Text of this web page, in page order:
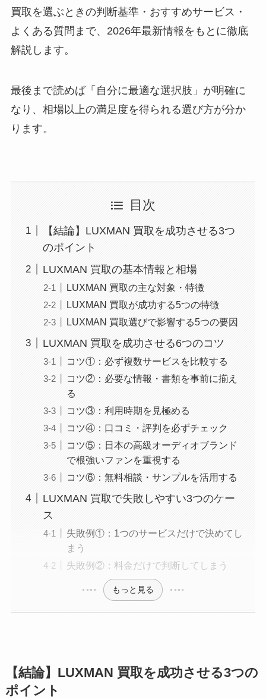
買取を選ぶときの判断基準・おすすめサービス・
よくある質問まで、2026年最新情報をもとに徹底
解説します。
最後まで読めば「自分に最適な選択肢」が明確に
なり、相場以上の満足度を得られる選び方が分か
ります。
目次
【結論】LUXMAN 買取を成功させる3つ
のポイント
LUXMAN 買取の基本情報と相場
LUXMAN 買取の主な対象・特徴
LUXMAN 買取が成功する5つの特徴
LUXMAN 買取選びで影響する5つの要因
LUXMAN 買取を成功させる6つのコツ
コツ①：必ず複数サービスを比較する
コツ②：必要な情報・書類を事前に揃え
る
コツ③：利用時期を見極める
コツ④：口コミ・評判を必ずチェック
コツ⑤：日本の高級オーディオブランド
で根強いファンを重視する
コツ⑥：無料相談・サンプルを活用する
LUXMAN 買取で失敗しやすい3つのケー
ス
失敗例①：1つのサービスだけで決めてし
まう
失敗例②：料金だけで判断してしまう
もっと見る
【結論】LUXMAN 買取を成功させる3つの
ポイント